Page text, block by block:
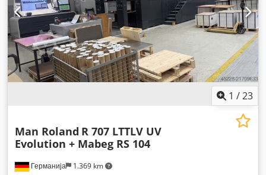
1 /23
Германија 1.369 km
Man Roland R 707 LTTLV UV
Evolution + Mabeg RS 104